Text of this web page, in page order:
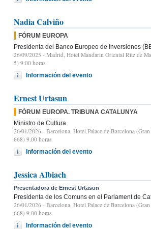
Nadia Calviño
FÓRUM EUROPA
Presidenta del Banco Europeo de Inversiones
26/09/2025 - Madrid, Hotel Mandarin Oriental Ritz de
5) 9:00 horas
Información del evento
Ernest Urtasun
FÓRUM EUROPA. TRIBUNA CATALUNYA
Ministro de Cultura
26/01/2026 - Barcelona, Hotel Palace de Barcelona (Gran
668) 9.00 horas
Información del evento
Jessica Albiach
Presentadora de Ernest Urtasun
Presidenta de los Comuns en el Parlament de
26/01/2026 - Barcelona, Hotel Palace de Barcelona (Gran
668) 9.00 horas
Información del evento